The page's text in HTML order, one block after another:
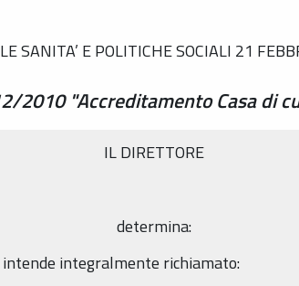
SANITA’ E POLITICHE SOCIALI 21
2010 "Accreditamento Casa di
IL DIRETTORE
determina:
intende integralmente richiamato: